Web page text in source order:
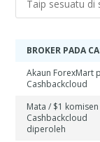
BROKER PADA
Akaun ForexMart
Cashbackcloud
Mata / $1 komisen
Cashbackcloud
diperoleh